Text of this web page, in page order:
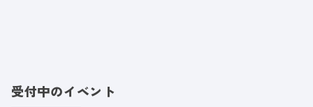
受付中のイベント